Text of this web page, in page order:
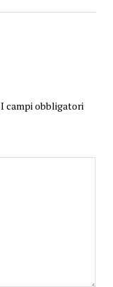
I campi obbligatori